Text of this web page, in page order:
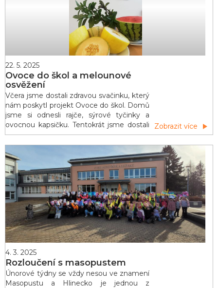
22. 5. 2025
Ovoce do škol a melounové
osvěžení
Včera jsme dostali zdravou svačinku, který
nám poskytl projekt Ovoce do škol. Domů
jsme si odnesli rajče, sýrové tyčinky a
ovocnou kapsičku. Tentokrát jsme dostali
také melouny, klasický vodní, oranžový
Cantaloupe a meloun žlutý – cukrový.
Nejvíce nám chutnal klasický červený
meloun a meloun Cantaloupe. Žlutý
meloun tolik úspěšný nebyl a tak jsme
improvizovali a udělali jsme si melounové
osvěžení. Do lahve na pití j
Zobrazit více
4. 3. 2025
Rozloučení s masopustem
Únorové týdny se vždy nesou ve znamení
Masopustu a Hlinecko je jednou z